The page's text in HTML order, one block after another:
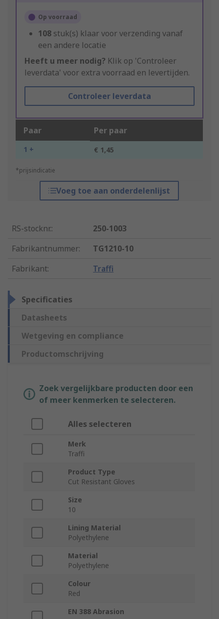
Op voorraad
108 stuk(s) klaar voor verzending vanaf
een andere locatie
Heeft u meer nodig? Klik op 'Controleer
leverdata' voor extra voorraad en levertijden.
Controleer leverdata
Paar Per paar
1 + € 1,45
*prijsindicatie
Voeg toe aan onderdelenlijst
RS-stocknr.:
250-1003
Fabrikantnummer:
TG1210-10
Fabrikant: Traffi
Specificaties
Datasheets
Wetgeving en compliance
Productomschrijving
Zoek vergelijkbare producten door een
of meer kenmerken te selecteren.
Alles selecteren
Merk
Traffi
Product Type
Cut Resistant Gloves
Size
10
Lining Material
Polyethylene
Material
Polyethylene
Colour
Red
EN 388 Abrasion